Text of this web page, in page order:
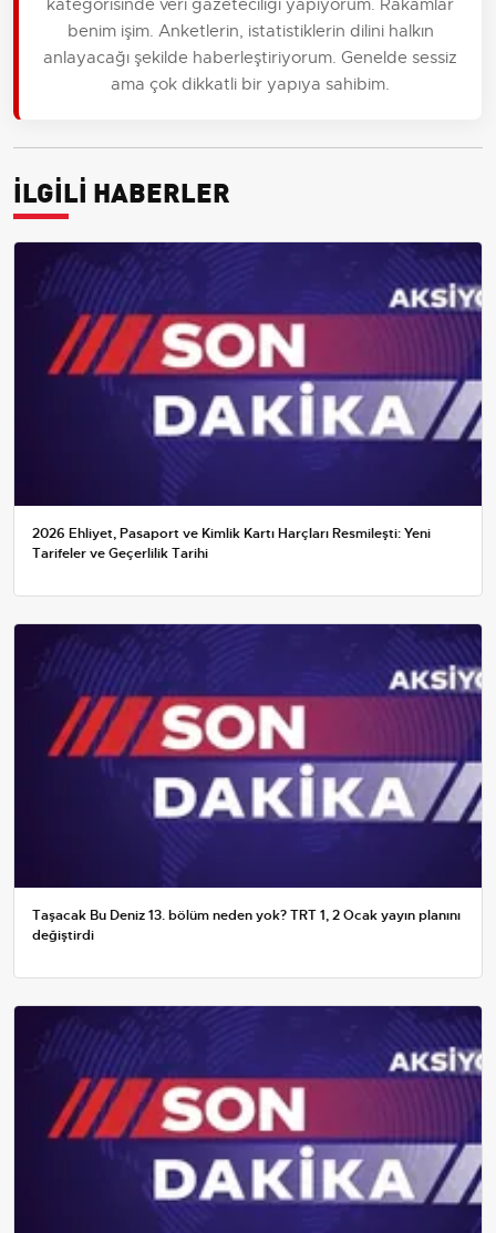
benim işim. Anketlerin, istatistiklerin dilini halkın
anlayacağı şekilde haberleştiriyorum. Genelde sessiz
ama çok dikkatli bir yapıya sahibim.
İLGİLİ HABERLER
2026 Ehliyet, Pasaport ve Kimlik Kartı Harçları Resmileşti: Yeni
Tarifeler ve Geçerlilik Tarihi
Taşacak Bu Deniz 13. bölüm neden yok? TRT 1, 2 Ocak yayın planını
değiştirdi